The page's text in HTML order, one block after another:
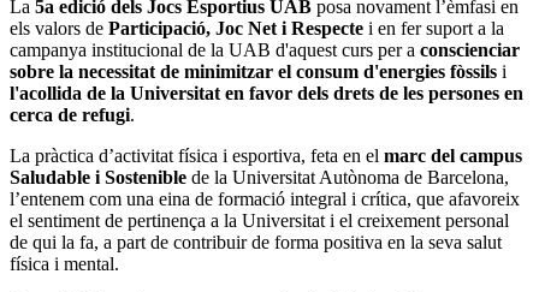
La 5a edició dels Jocs Esportius UAB posa novament l’èmfasi en
els valors de Participació, Joc Net i Respecte i en fer suport a la
campanya institucional de la UAB d'aquest curs per a conscienciar
sobre la necessitat de minimitzar el consum d'energies fòssils i
l'acollida de la Universitat en favor dels drets de les persones en
cerca de refugi.
La pràctica d’activitat física i esportiva, feta en el marc del campus
Saludable i Sostenible de la Universitat Autònoma de Barcelona,
l’entenem com una eina de formació integral i crítica, que afavoreix
el sentiment de pertinença a la Universitat i el creixement personal
de qui la fa, a part de contribuir de forma positiva en la seva salut
física i mental.